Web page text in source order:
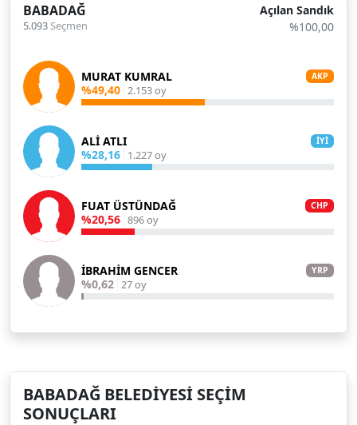
BABADAĞ
5.093Seçmen
Açılan Sandık
%100,00
MURAT KUMRAL AKP
%49,40 2.153 oy
ALİ ATLI İYİ
%28,16 1.227 oy
FUAT ÜSTÜNDAĞ CHP
%20,56 896 oy
İBRAHİM GENCER YRP
%0,62 27 oy
BABADAĞ BELEDİYESİ SEÇİM
SONUÇLARI